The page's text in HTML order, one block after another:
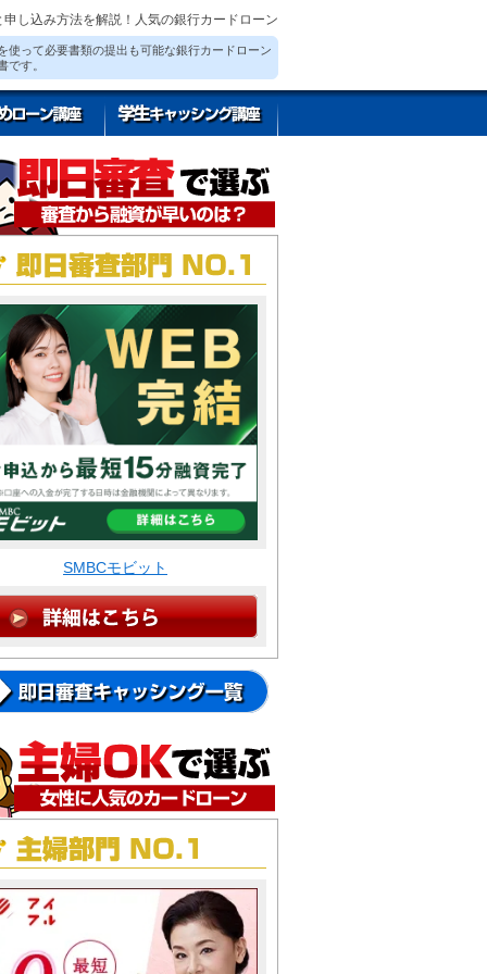
し込み方法を解説！人気の銀行カードローン
使って必要書類の提出も可能な銀行カードローン
です。
SMBCモビット